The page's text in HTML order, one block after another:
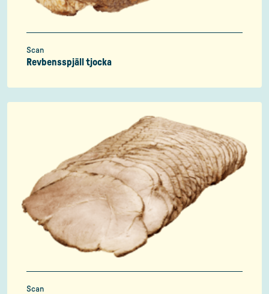
Scan
Revbensspjäll tjocka
Scan